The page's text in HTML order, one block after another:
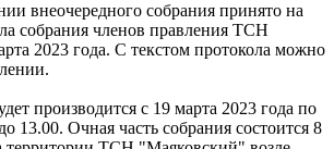
внеочередного собрания принято на
собрания членов правления ТСН
2023 года. С текстом протокола можно
производится с 19 марта 2023 года по
13.00. Очная часть собрания состоится 8